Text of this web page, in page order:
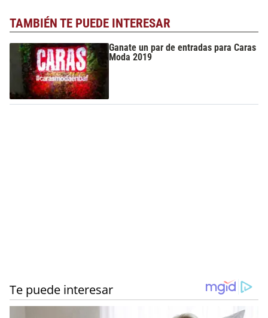
TAMBIÉN TE PUEDE INTERESAR
Ganate un par de entradas para Caras
Moda 2019